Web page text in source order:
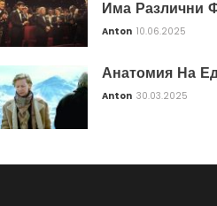
Има Различни
Anton 10.06.2025
Анатомия На
Anton 30.03.2025